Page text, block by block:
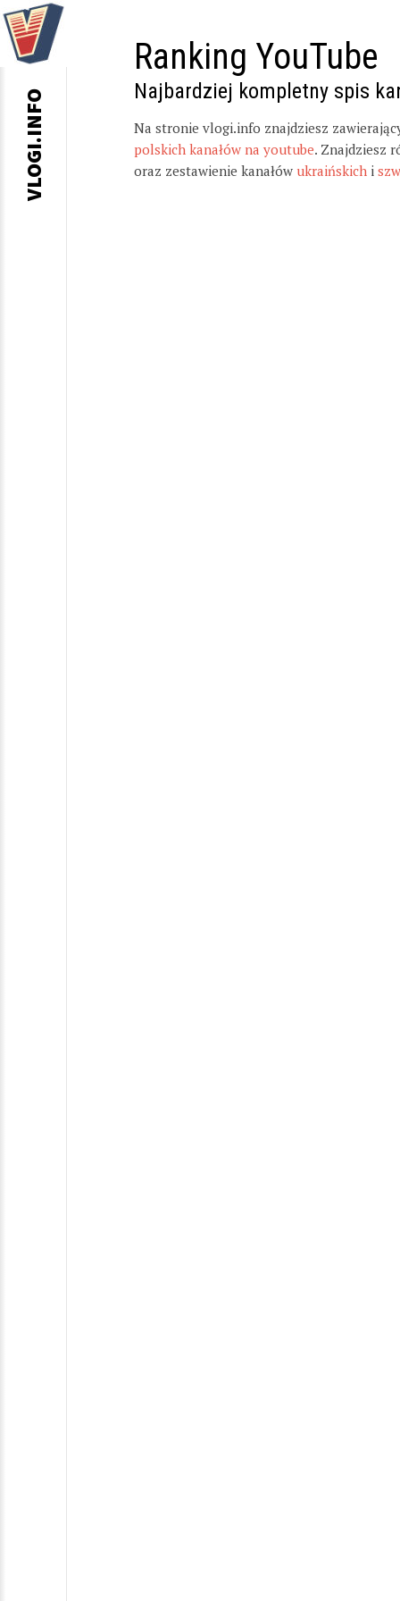
Ranking YouTube
Najbardziej kompletny spis
Na stronie vlogi.info znajdziesz
polskich kanałów na youtube. Znajdziesz
oraz zestawienie kanałów ukraińskich i
VLOGI.INFO